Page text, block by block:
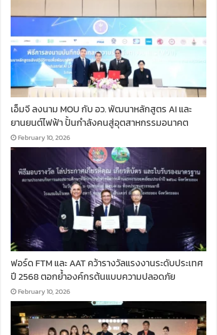
เอ็มจี ลงนาม MOU กับ อว. พัฒนาหลักสูตร AI และ
ยานยนต์ไฟฟ้า ปั้นกำลังคนสู่อุตสาหกรรมอนาคต
February 10, 2026
ฟอร์ด FTM และ AAT คว้ารางวัลแรงงานระดับประเทศ
ปี 2568 ตอกย้ำองค์กรต้นแบบความปลอดภัย
February 10, 2026